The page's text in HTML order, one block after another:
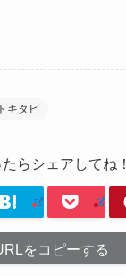
トキタビ
たらシェアしてね！
をコピーする